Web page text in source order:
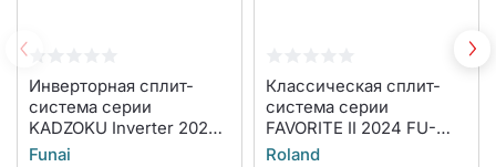
Инверторная сплит-
система серии
KADZOKU Inverter 2023
RAC-I-KD25HP.D01
Funai
Классическая сплит-
система серии
FAVORITE II 2024 FU-
07HSS010/N6 (комплект)
Roland